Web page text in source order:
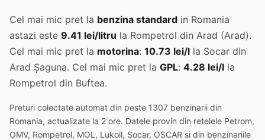
Cel mai mic pret la benzina standard in Romania
astazi este 9.41 lei/litru la Rompetrol din Arad (Arad).
Cel mai mic pret la motorina: 10.73 lei/l la Socar din
Arad Șaguna. Cel mai mic pret la GPL: 4.28 lei/l la
Rompetrol din Buftea.
Preturi colectate automat din peste 1307 benzinarii din
Romania, actualizate la 2 ore. Datele provin din retelele Petrom,
OMV, Rompetrol, MOL, Lukoil, Socar, OSCAR si din benzinariile